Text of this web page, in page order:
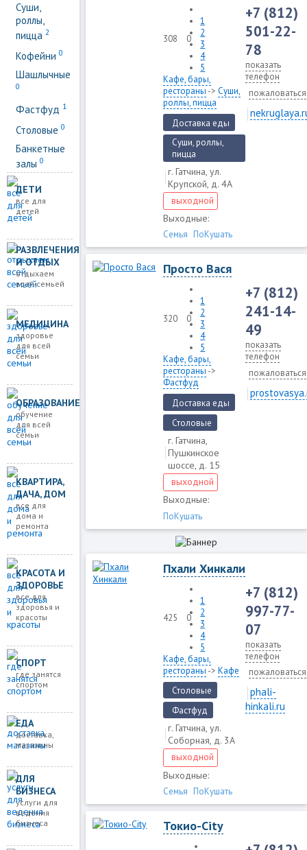
Суши,
роллы,
пицца2
Кофейни0
Шашлычные
0
Фастфуд 1
Столовые0
Банкетные
залы0
ДЕТИ
все для
детей
РАЗВЛЕЧЕНИЯ
И ОТДЫХ
отдыхаем
всей семьей
МЕДИЦИНА
здоровье
для всей
семьи
ОБРАЗОВАНИЕ
обучение
для всей
семьи
КВАРТИРА,
ДАЧА, ДОМ
все для
дома и
ремонта
КРАСОТА И
ЗДОРОВЬЕ
все для
здоровья и
красоты
СПОРТ
где занятся
спортом
ЕДА
доставка,
магазины
ДЛЯ
БИЗНЕСА
услуги для
ведения
бизнеса
308 0
1
2
3
4
5
Кафе, бары,
рестораны ->Суши,
роллы, пицца
Доставка еды
Суши, роллы,
пицца
г. Гатчина, ул.
Крупской, д. 4А
выходной
Выходные:
Семья ПоКушать
+7 (812)
501-22-
78
показать
телефон
пожаловаться
Просто Вася
320 0
1
2
3
4
5
Кафе, бары,
рестораны ->
Фастфуд
Доставка еды
Столовые
г. Гатчина,
Пушкинское
шоссе, д. 15
выходной
Выходные:
ПоКушать
+7 (812)
241-14-
49
показать
телефон
пожаловаться
Пхали Хинкали
425 0
1
2
3
4
5
Кафе, бары,
рестораны ->Кафе
Столовые
Фастфуд
г. Гатчина, ул.
Соборная, д. 3А
выходной
Выходные:
Семья ПоКушать
+7 (812)
997-77-
07
показать
телефон
пожаловаться
phali-
hinkali.ru
Токио-City